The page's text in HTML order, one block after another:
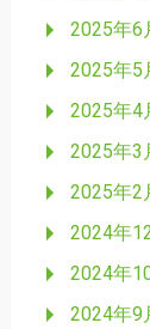
2025年6
2025年5
2025年4
2025年3
2025年2
2024年
2024年
2024年9